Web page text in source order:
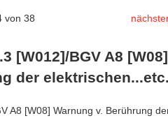
von 38
[W012]/BGV A8 [W08]
der elektrischen...etc.
A8 [W08] Warnung v. Berührung